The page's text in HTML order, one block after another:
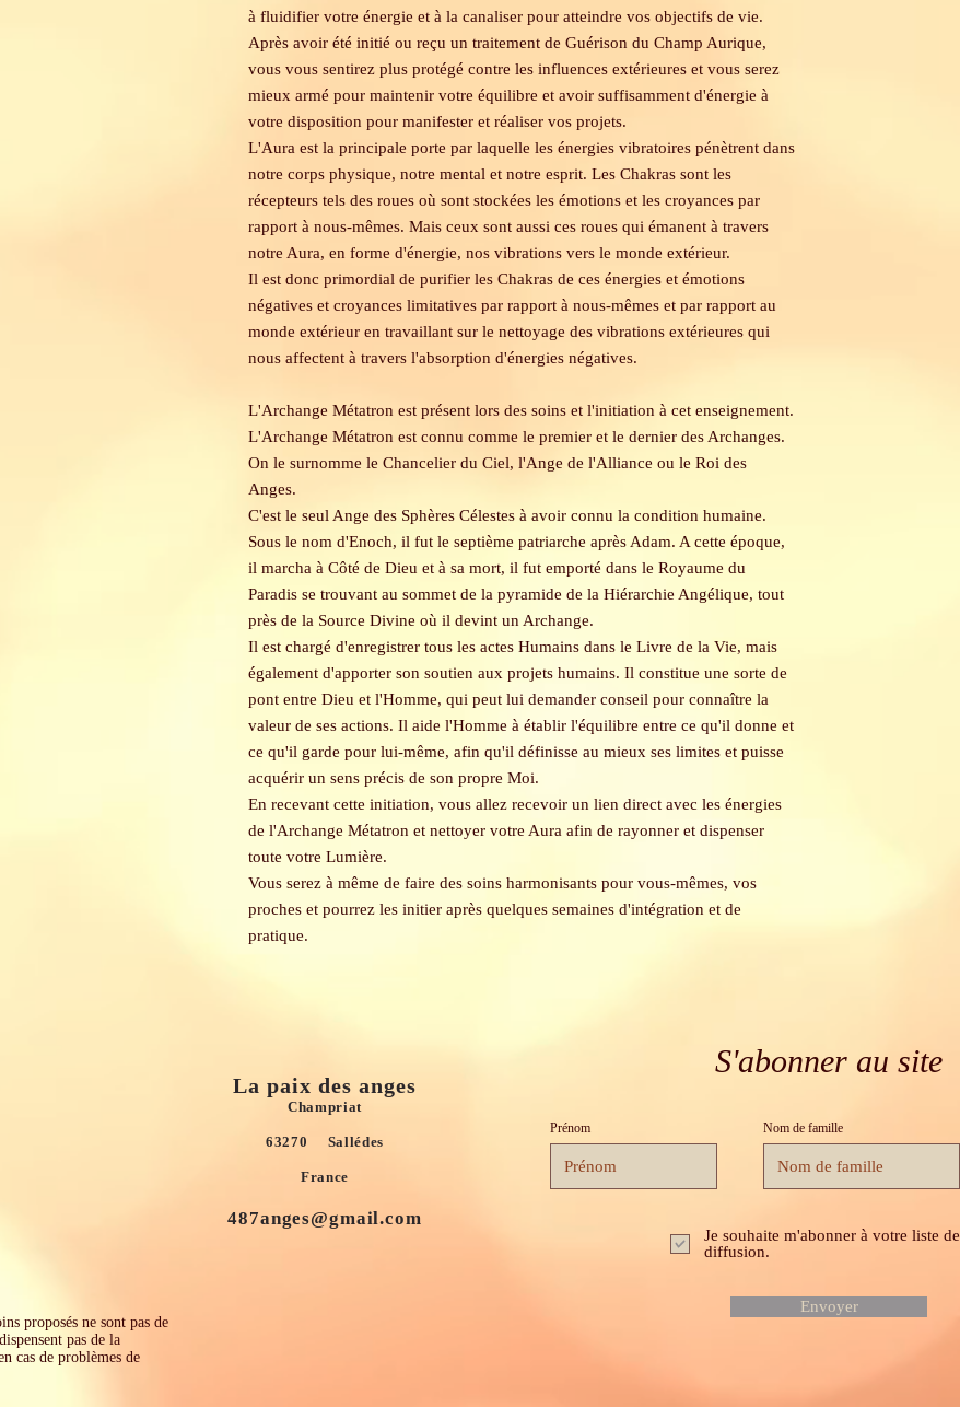
à fluidifier votre énergie et à la canaliser pour atteindre vos objectifs de vie.
Après avoir été initié ou reçu un traitement de Guérison du Champ Aurique,
vous vous sentirez plus protégé contre les influences extérieures et vous serez
mieux armé pour maintenir votre équilibre et avoir suffisamment d'énergie à
votre disposition pour manifester et réaliser vos projets.
L'Aura est la principale porte par laquelle les énergies vibratoires pénètrent dans
notre corps physique, notre mental et notre esprit. Les Chakras sont les
récepteurs tels des roues où sont stockées les émotions et les croyances par
rapport à nous-mêmes. Mais ceux sont aussi ces roues qui émanent à travers
notre Aura, en forme d'énergie, nos vibrations vers le monde extérieur.
Il est donc primordial de purifier les Chakras de ces énergies et émotions
négatives et croyances limitatives par rapport à nous-mêmes et par rapport au
monde extérieur en travaillant sur le nettoyage des vibrations extérieures qui
nous affectent à travers l'absorption d'énergies négatives.
L'Archange Métatron est présent lors des soins et l'initiation à cet enseignement.
L'Archange Métatron est connu comme le premier et le dernier des Archanges.
On le surnomme le Chancelier du Ciel, l'Ange de l'Alliance ou le Roi des
Anges.
C'est le seul Ange des Sphères Célestes à avoir connu la condition humaine.
Sous le nom d'Enoch, il fut le septième patriarche après Adam. A cette époque,
il marcha à Côté de Dieu et à sa mort, il fut emporté dans le Royaume du
Paradis se trouvant au sommet de la pyramide de la Hiérarchie Angélique, tout
près de la Source Divine où il devint un Archange.
Il est chargé d'enregistrer tous les actes Humains dans le Livre de la Vie, mais
également d'apporter son soutien aux projets humains. Il constitue une sorte de
pont entre Dieu et l'Homme, qui peut lui demander conseil pour connaître la
valeur de ses actions. Il aide l'Homme à établir l'équilibre entre ce qu'il donne et
ce qu'il garde pour lui-même, afin qu'il définisse au mieux ses limites et puisse
acquérir un sens précis de son propre Moi.
En recevant cette initiation, vous allez recevoir un lien direct avec les énergies
de l'Archange Métatron et nettoyer votre Aura afin de rayonner et dispenser
toute votre Lumière.
Vous serez à même de faire des soins harmonisants pour vous-mêmes, vos
proches et pourrez les initier après quelques semaines d'intégration et de
pratique.
La paix des anges
Champriat
63270 Sallédes
France
487anges@gmail.com
proposés ne sont pas de
pas de la
cas de problèmes de
S'abonner au site
Prénom Nom de famille
Je souhaite m'abonner à votre liste de
diffusion.
Envoyer